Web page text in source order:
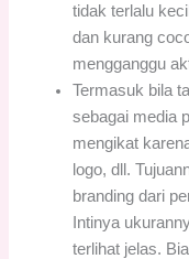
tidak terlalu
dan kurang
mengganggu
Termasuk bila
sebagai media
mengikat
logo, dll.
branding dari
Intinya
terlihat jelas.